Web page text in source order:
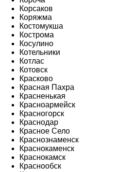
Корсаков
Коряжма
Костомукша
Кострома
Косулино
Котельники
Котлас
Котовск
Красково
Красная Пахра
Красненькая
Красноармейск
Красногорск
Краснодар
Красное Село
Краснознаменск
Краснокаменск
Краснокамск
Краснообск